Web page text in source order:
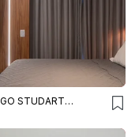
DIEGO STUDART ARQUITETURA